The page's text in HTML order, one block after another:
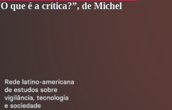
que é a crítica?”, de Michel